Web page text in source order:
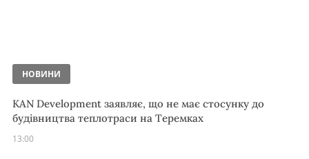
НОВИНИ
KAN Development заявляє, що не має стосунку до
будівництва теплотраси на Теремках
13:00